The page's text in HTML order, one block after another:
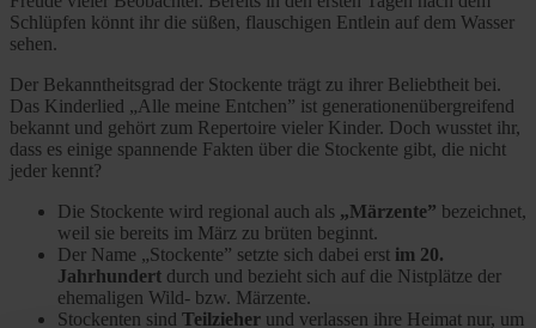
Schlüpfen könnt ihr die süßen, flauschigen Entlein auf dem Wasser
sehen.
Der Bekanntheitsgrad der Stockente trägt zu ihrer Beliebtheit bei.
Das Kinderlied „Alle meine Entchen” ist generationenübergreifend
bekannt und gehört zum Repertoire vieler Kinder. Doch wusstet ihr,
dass es einige spannende Fakten über die Stockente gibt, die nicht
jeder kennt?
Die Stockente wird regional auch als „Märzente” bezeichnet,
weil sie bereits im März zu brüten beginnt.
Der Name „Stockente” setzte sich dabei erst im 20.
Jahrhundert durch und bezieht sich auf die Nistplätze der
ehemaligen Wild- bzw. Märzente.
Stockenten sind Teilzieher und verlassen ihre Heimat nur, um